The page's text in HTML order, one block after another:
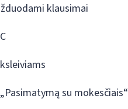
klausimai
su mokesčiais“